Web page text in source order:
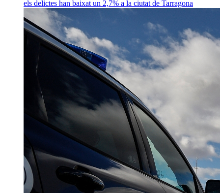
els delictes han baixat un 2,7% a la ciutat de Tarragona